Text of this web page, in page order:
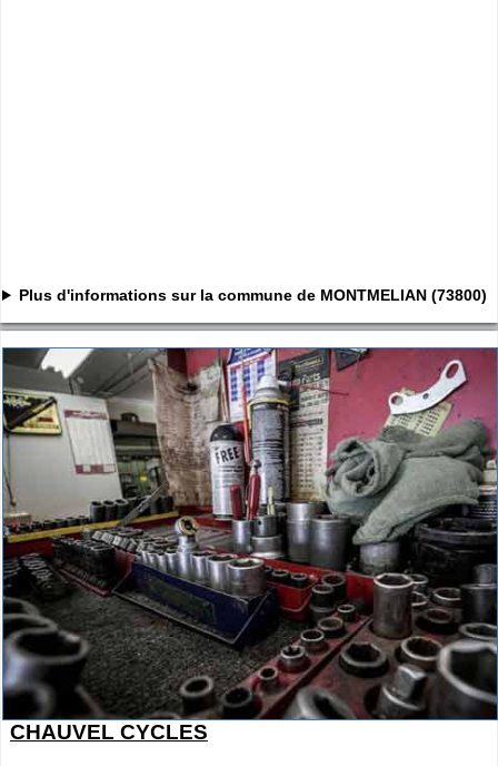
Plus d'informations sur la commune de MONTMELIAN (73800)
CHAUVEL CYCLES